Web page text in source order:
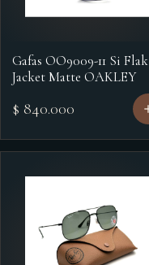
Gafas OO9009-11 Si Flak
Jacket Matte OAKLEY
$ 840.000